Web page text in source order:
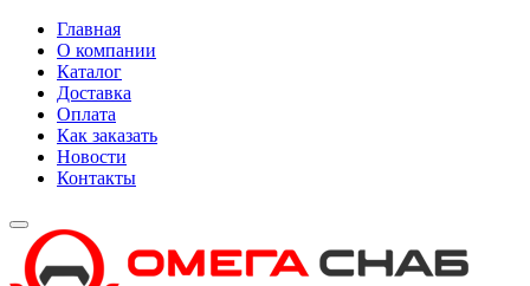
Главная
О компании
Каталог
Доставка
Оплата
Как заказать
Новости
Контакты